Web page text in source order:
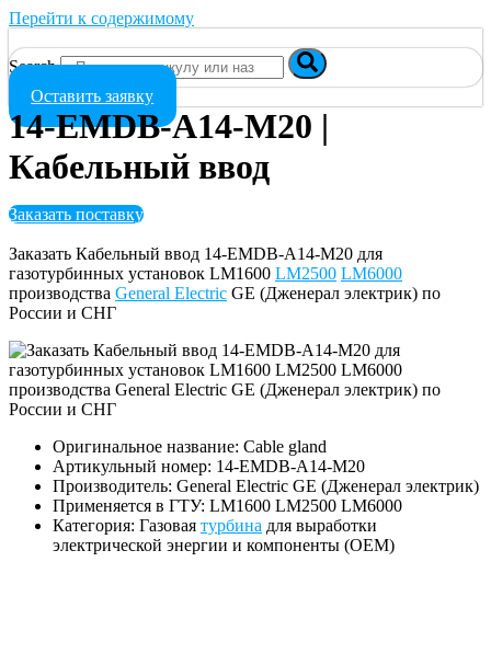
Перейти к содержимому
Search
Оставить заявку
14-EMDB-A14-M20 |
Кабельный ввод
Заказать поставку
Заказать Кабельный ввод 14-EMDB-A14-M20 для
газотурбинных установок LM1600 LM2500 LM6000
производства General Electric GE (Дженерал электрик) по
России и СНГ
Оригинальное название: Cable gland
Артикульный номер: 14-EMDB-A14-M20
Производитель: General Electric GE (Дженерал электрик)
Применяется в ГТУ: LM1600 LM2500 LM6000
Категория: Газовая турбина для выработки
электрической энергии и компоненты (OEM)